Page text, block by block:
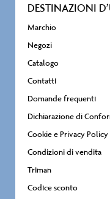
DESTINAZIONI
Marchio
Negozi
Catalogo
Contatti
Domande frequenti
Dichiarazione di
Cookie e Privacy Policy
Condizioni di vendita
Triman
Codice sconto